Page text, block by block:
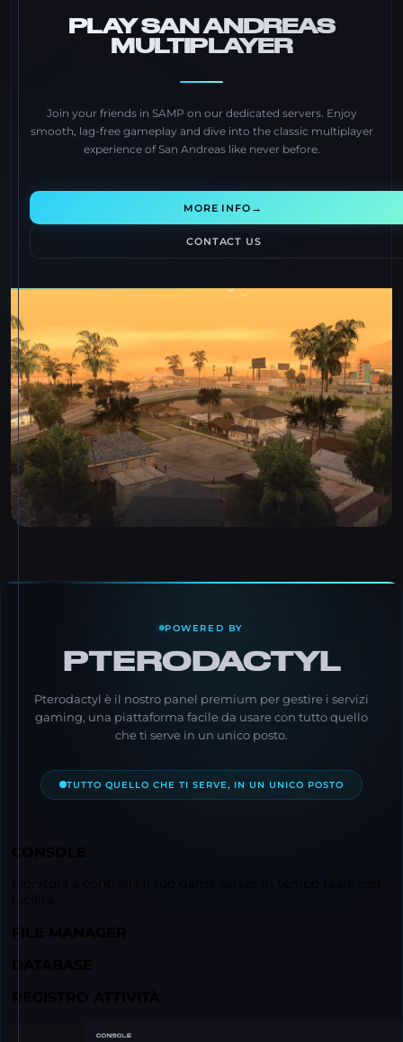
PLAY SAN ANDREAS
MULTIPLAYER
Join your friends in SAMP on our dedicated servers. Enjoy
smooth, lag-free gameplay and dive into the classic multiplayer
experience of San Andreas like never before.
MORE INFO →
CONTACT US
POWERED BY
PTERODACTYL
Pterodactyl è il nostro panel premium per gestire i servizi
gaming, una piattaforma facile da usare con tutto quello
che ti serve in un unico posto.
TUTTO QUELLO CHE TI SERVE, IN UN UNICO POSTO